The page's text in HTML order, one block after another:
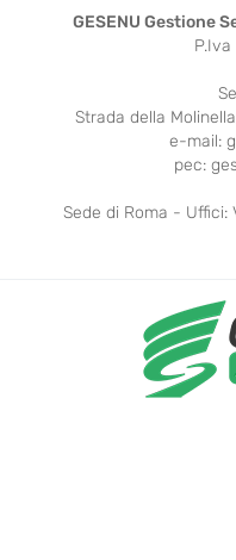
GESENU Gestione
Strada della
e-mail:
pec:
Sede di Roma - Uffici: